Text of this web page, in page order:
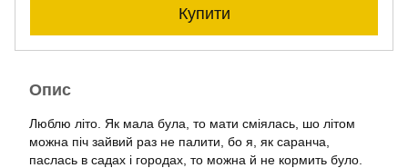
Купити
Опис
Люблю літо. Як мала була, то мати сміялась, шо літом
можна піч зайвий раз не палити, бо я, як саранча,
паслась в садах і городах, то можна й не кормить було.